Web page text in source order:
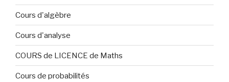
Cours d'algèbre
Cours d'analyse
COURS de LICENCE de Maths
Cours de probabilités